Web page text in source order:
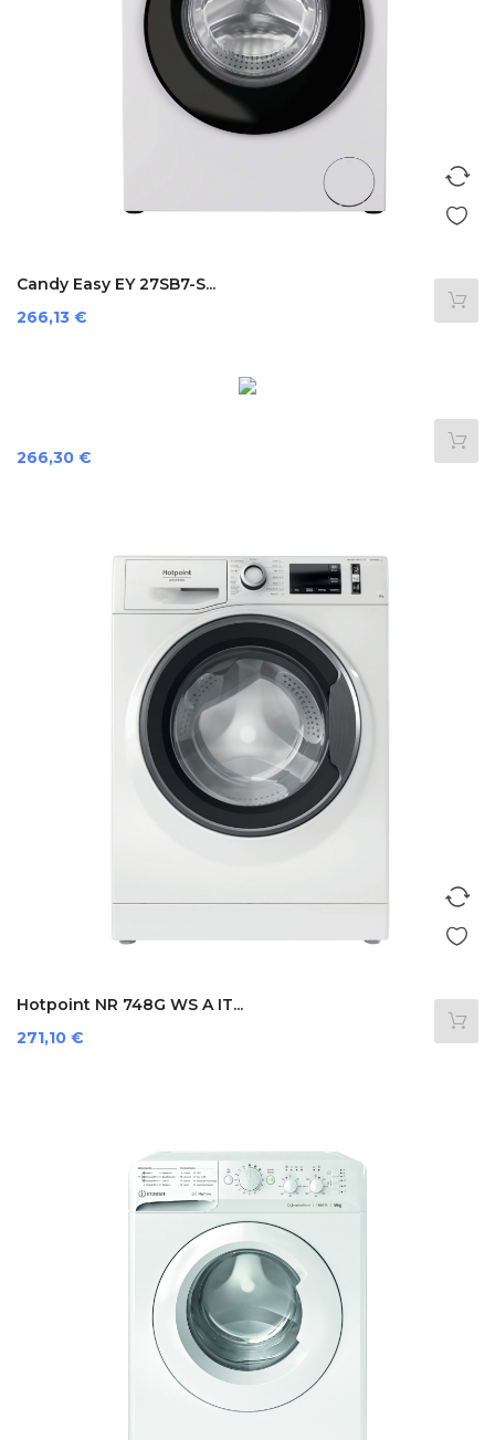
Candy Easy EY 27SB7-S...
Preis
266,13 €
Preis
266,30 €
Hotpoint NR 748G WS A IT...
Preis
271,10 €